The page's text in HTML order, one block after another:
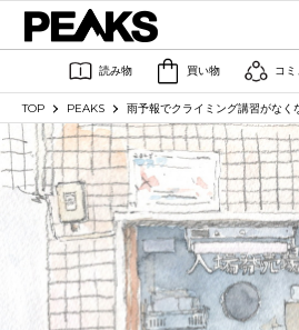
読み物 買い物 コミ
TOP PEAKS 雨予報でクライミング講習がな